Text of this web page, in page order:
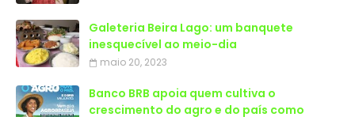
Galeteria Beira Lago: um banquete
inesquecível ao meio-dia
maio 20, 2023
Banco BRB apoia quem cultiva o
crescimento do agro e do país como